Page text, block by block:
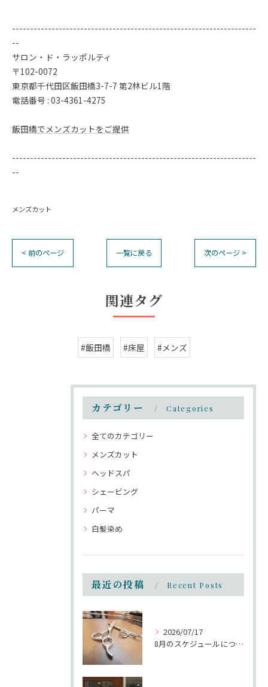
--------------------------------------------------------------------
--
サロン・ド・ラッポルティ
〒102-0072
東京都千代田区飯田橋3-7-7 第2林ビル1階
電話番号 : 03-4361-4275
飯田橋でメンズカットをご提供
--------------------------------------------------------------------
--
メンズカット
< 前のページ 一覧に戻る 次のページ >
関連タグ
#飯田橋 #床屋 #メンズ
カテゴリー Categories
全てのカテゴリー
メンズカット
ヘッドスパ
シェービング
パーマ
白髪染め
最近の投稿 Recent Posts
2026/07/17
8月のスケジュールについて